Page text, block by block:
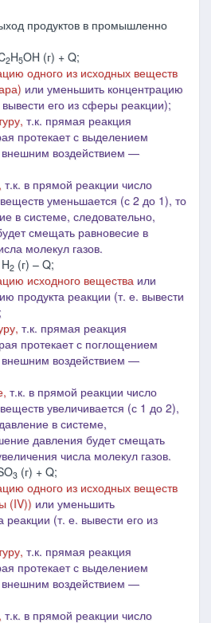
продуктов в промышленно
2H5OH (г) + Q;
одного из исходных веществ
или уменьшить концентрацию
его из сферы реакции);
т.к. прямая реакция
протекает с выделением
внешним воздействием ―
т.к. в прямой реакции число
уменьшается (с 2 до 1), то
в системе, следовательно,
смещать равновесие в
молекул газов.
2 (г) – Q;
исходного вещества или
продукта реакции (т. е. вывести
т.к. прямая реакция
протекает с поглощением
внешним воздействием ―
т.к. в прямой реакции число
увеличивается (с 1 до 2),
в системе,
давления будет смещать
числа молекул газов.
3 (г) + Q;
одного из исходных веществ
(IV)) или уменьшить
реакции (т. е. вывести его из
т.к. прямая реакция
протекает с выделением
внешним воздействием ―
т.к. в прямой реакции число